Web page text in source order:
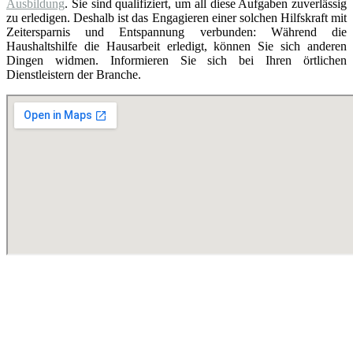
Ausbildung. Sie sind qualifiziert, um all diese Aufgaben zuverlässig
zu erledigen. Deshalb ist das Engagieren einer solchen Hilfskraft mit
Zeitersparnis und Entspannung verbunden: Während die
Haushaltshilfe die Hausarbeit erledigt, können Sie sich anderen
Dingen widmen. Informieren Sie sich bei Ihren örtlichen
Dienstleistern der Branche.